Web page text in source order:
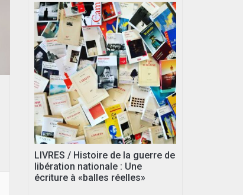
LIVRES / Histoire de la guerre de
libération nationale : Une
écriture à «balles réelles»